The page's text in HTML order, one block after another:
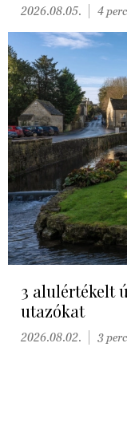
2026.08.05. 4
3 alulértékelt
utazókat
2026.08.02. 3